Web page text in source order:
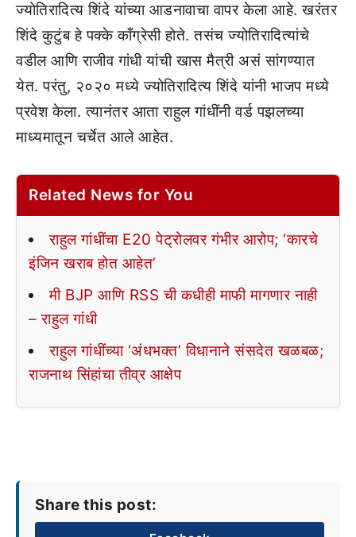
ज्योतिरादित्य शिंदे यांच्या आडनावाचा वापर केला आहे. खरंतर
शिंदे कुटुंब हे पक्के काँग्रेसी होते. तसंच ज्योतिरादित्यांचे
वडील आणि राजीव गांधी यांची खास मैत्री असं सांगण्यात
येत. परंतु, २०२० मध्ये ज्योतिरादित्य शिंदे यांनी भाजप मध्ये
प्रवेश केला. त्यानंतर आता राहुल गांधींनी वर्ड पझलच्या
माध्यमातून चर्चेत आले आहेत.
Related News for You
राहुल गांधींचा E20 पेट्रोलवर गंभीर आरोप; ‘कारचे
इंजिन खराब होत आहेत’
मी BJP आणि RSS ची कधीही माफी मागणार नाही
– राहुल गांधी
राहुल गांधींच्या ‘अंधभक्त’ विधानाने संसदेत खळबळ;
राजनाथ सिंहांचा तीव्र आक्षेप
Share this post: